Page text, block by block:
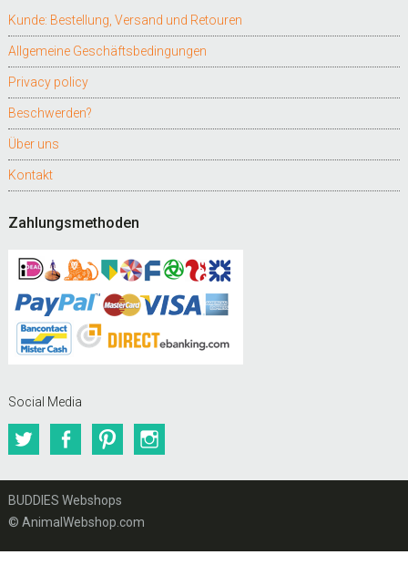
Kunde: Bestellung, Versand und Retouren
Allgemeine Geschäftsbedingungen
Privacy policy
Beschwerden?
Über uns
Kontakt
Zahlungsmethoden
Social Media
TwitterFacebookPinterest
BUDDIES Webshops
© AnimalWebshop.com